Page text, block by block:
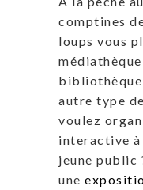
comptines
loups vous
bibliothèque
autre type
voulez
interactive
jeune public
une